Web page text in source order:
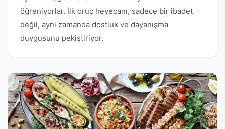
öğreniyorlar. İlk oruç heyecanı, sadece bir ibadet
değil, aynı zamanda dostluk ve dayanışma
duygusunu pekiştiriyor.